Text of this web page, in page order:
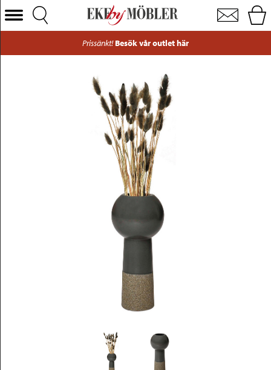
Eva vas keramik svart/brun liten
Välj Kategori
Prissänkt! Besök vår outlet här